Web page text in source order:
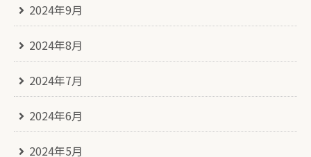
2024年9月
2024年8月
2024年7月
2024年6月
2024年5月